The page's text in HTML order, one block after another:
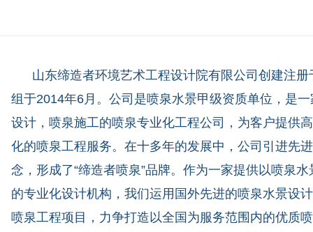
山东缔造者环境艺术工程设计院有限公司创建注册
组于2014年6月。公司是喷泉水景甲级资质单位，是
设计，喷泉施工的喷泉专业化工程公司，为客户提供
化的喷泉工程服务。在十多年的发展中，公司引进先
念，形成了“缔造者喷泉”品牌。作为一家提供以喷泉
的专业化设计机构，我们运用国外先进的喷泉水景设
喷泉工程项目，力争打造以全国为服务范围内的优质